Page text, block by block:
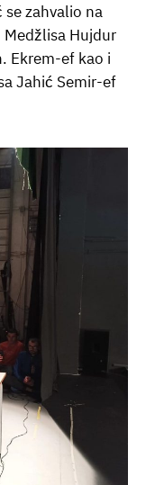
zahvalio na
Hujdur
Ekrem-ef kao i
Jahić Semir-ef